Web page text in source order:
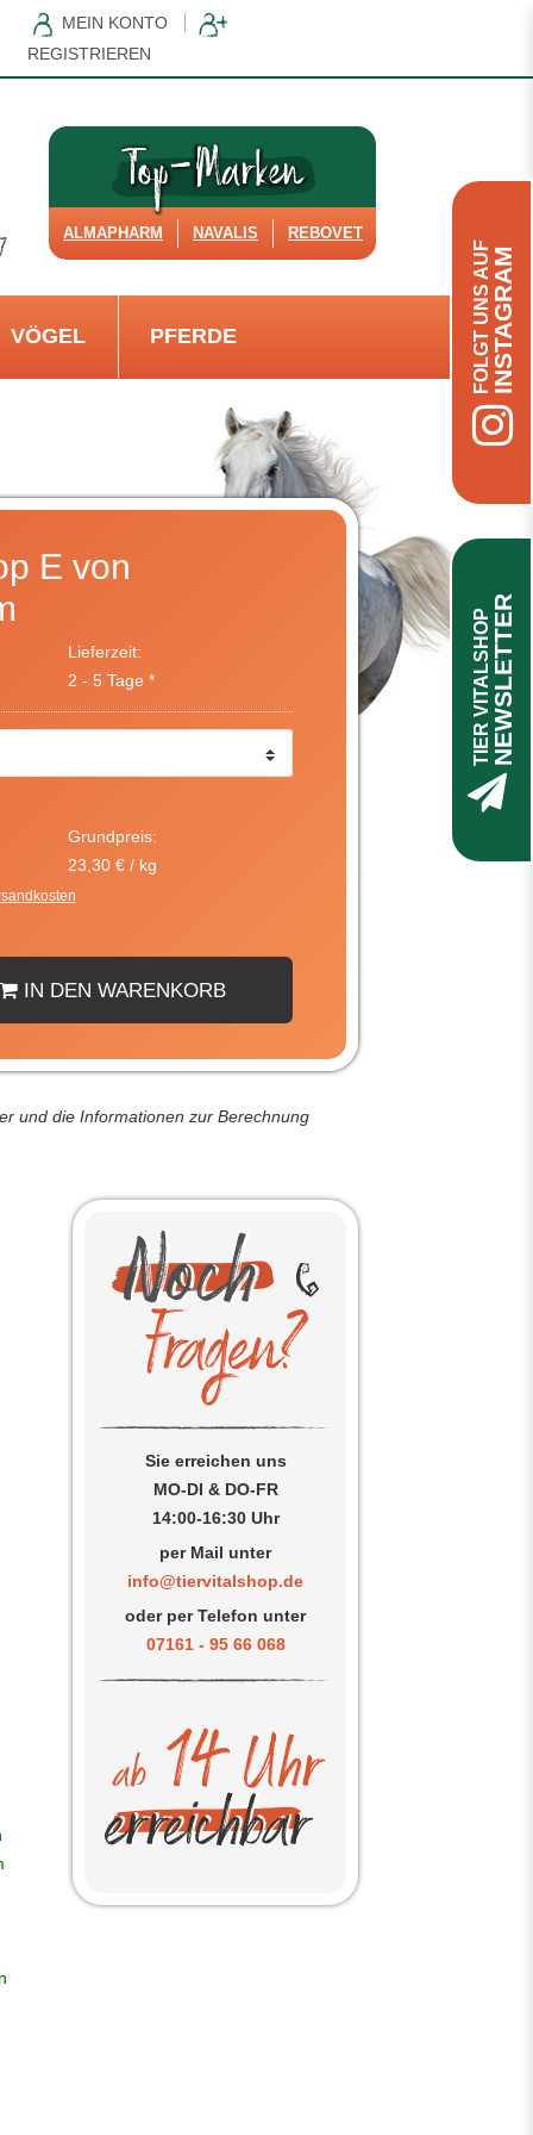
MEIN KONTO
REGISTRIEREN
ALMAPHARM NAVALIS REBOVET
VÖGEL PFERDE
E von
Lieferzeit:
2 - 5 Tage *
Grundpreis:
23,30 € / kg
IN DEN WARENKORB
und die Informationen zur Berechnung
Sie erreichen uns
MO-DI & DO-FR
14:00-16:30 Uhr
per Mail unter
info@tiervitalshop.de
oder per Telefon unter
07161 - 95 66 068
FOLGT UNS AUFINSTAGRAM
TIER VITALSHOPNEWSLETTER